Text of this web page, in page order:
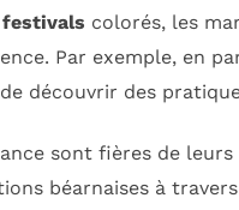
festivals colorés, les
Par exemple, en
découvrir des
sont fières de leurs
béarnaises à